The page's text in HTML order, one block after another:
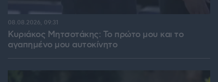
Κυριάκος Μητσοτάκης: Το πρώτο μου και το
αγαπημένο μου αυτοκίνητο
08.08.2026, 09:31